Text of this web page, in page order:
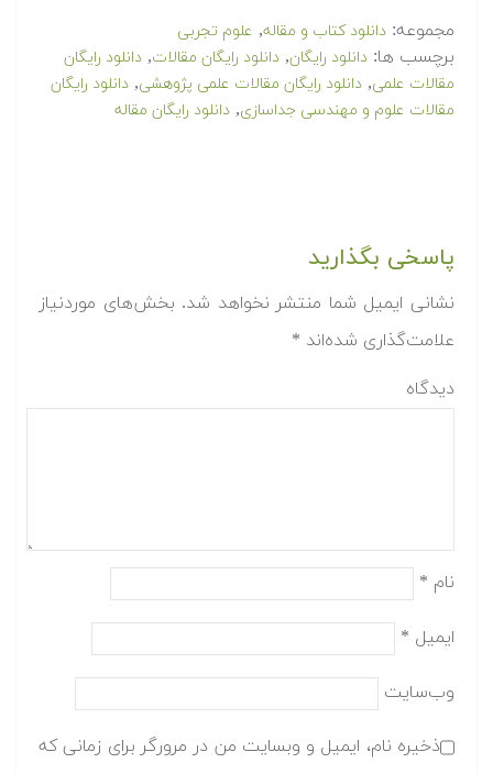
مجموعه: دانلود کتاب و مقاله, علوم تجربی
برچسب ها: دانلود رایگان, دانلود رایگان مقالات, دانلود رایگان
مقالات علمی, دانلود رایگان مقالات علمی پژوهشی, دانلود رایگان
مقالات علوم و مهندسی جداسازی, دانلود رایگان مقاله
پاسخی بگذارید
نشانی ایمیل شما منتشر نخواهد شد. بخش‌های موردنیاز
علامت‌گذاری شده‌اند *
دیدگاه
نام *
ایمیل *
وب‌سایت
ذخیره نام، ایمیل و وبسایت من در مرورگر برای زمانی که